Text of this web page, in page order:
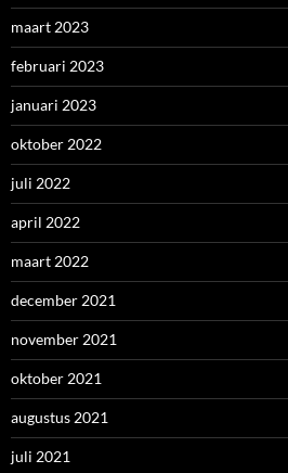
maart 2023
februari 2023
januari 2023
oktober 2022
juli 2022
april 2022
maart 2022
december 2021
november 2021
oktober 2021
augustus 2021
juli 2021